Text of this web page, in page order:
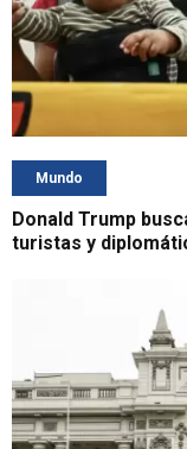
Mundo
Donald Trump
turistas y